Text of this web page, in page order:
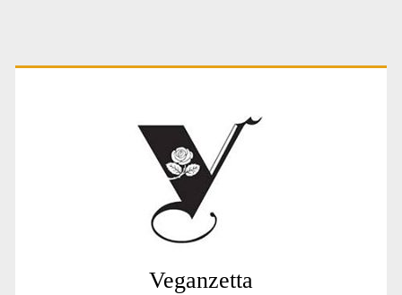
Primary
Veganzetta